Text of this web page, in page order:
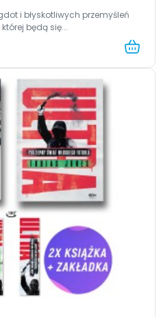
i błyskotliwych przemyśleń
będą się...